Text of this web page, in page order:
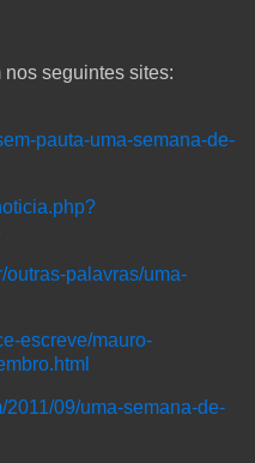
seguintes sites:
pauta-uma-semana-de-
outras-palavras/uma-
escreve/mauro-
2011/09/uma-semana-de-